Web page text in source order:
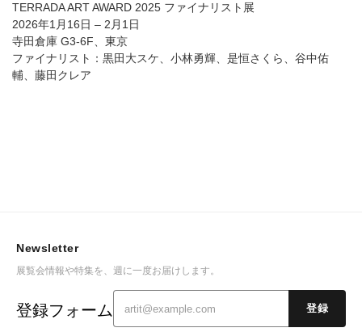
TERRADA ART AWARD 2025 ファイナリスト展
2026年1月16日 – 2月1日
寺田倉庫 G3-6F、東京
ファイナリスト：黒田大スケ、小林勇輝、是恒さくら、谷中佑
輔、藤田クレア
Newsletter
展覧会情報や特集を、週に一度お届けします。
登録フォーム 登録